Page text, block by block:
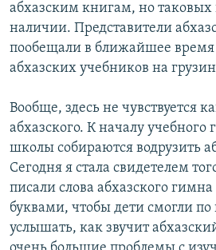
абхазским книгам, но таковых
наличии. Представители
пообещали в ближайшее время
абхазских учебников на
Вообще, здесь не чувствуется
абхазского. К началу учебного
школы собираются водрузить
Сегодня я стала свидетелем
писали слова абхазского
буквами, чтобы дети смогли
услышать, как звучит